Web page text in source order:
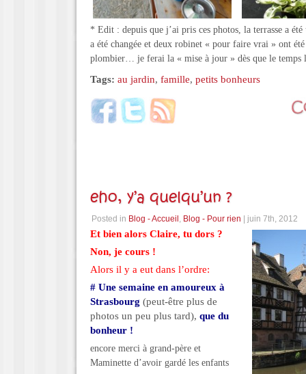
* Edit : depuis que j’ai pris ces photos, la terrasse a été
a été changée et deux robinet « pour faire vrai » ont
plombier… je ferai la « mise à jour » dès que le temps
Tags: au jardin, famille, petits bonheurs
eho, y’a quelqu’un ?
Posted in Blog - Accueil , Blog - Pour rien | juin 7th, 2012
Et bien alors Claire, tu dors ?
Non, je cours !
Alors il y a eut dans l’ordre:
# Une semaine en amoureux à
Strasbourg (peut-être plus de
photos un peu plus tard), que du
bonheur !
encore merci à grand-père et
Maminette d’avoir gardé les enfants